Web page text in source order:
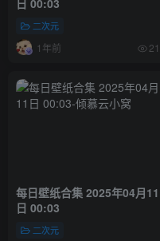
日 00:03
二次元
1年前 21
每日壁纸合集 2025年04月11
日 00:03
二次元